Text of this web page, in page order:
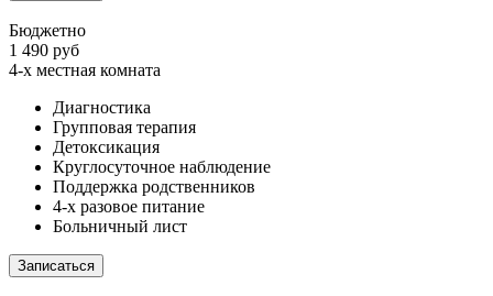
Бюджетно
1 490 руб
4-х местная комната
Диагностика
Групповая терапия
Детоксикация
Круглосуточное наблюдение
Поддержка родственников
4-х разовое питание
Больничный лист
Записаться